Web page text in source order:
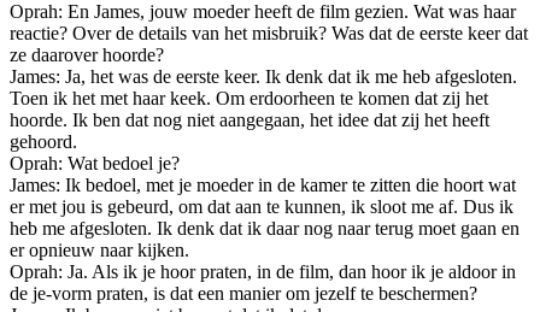
Oprah: En James, jouw moeder heeft de film gezien. Wat was haar
reactie? Over de details van het misbruik? Was dat de eerste keer dat
ze daarover hoorde?
James: Ja, het was de eerste keer. Ik denk dat ik me heb afgesloten.
Toen ik het met haar keek. Om erdoorheen te komen dat zij het
hoorde. Ik ben dat nog niet aangegaan, het idee dat zij het heeft
gehoord.
Oprah: Wat bedoel je?
James: Ik bedoel, met je moeder in de kamer te zitten die hoort wat
er met jou is gebeurd, om dat aan te kunnen, ik sloot me af. Dus ik
heb me afgesloten. Ik denk dat ik daar nog naar terug moet gaan en
er opnieuw naar kijken.
Oprah: Ja. Als ik je hoor praten, in de film, dan hoor ik je aldoor in
de je-vorm praten, is dat een manier om jezelf te beschermen?